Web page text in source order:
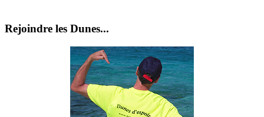
Rejoindre les Dunes...